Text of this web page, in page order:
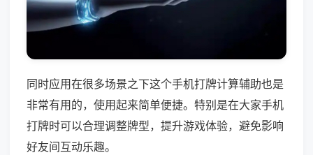
同时应用在很多场景之下这个手机打牌计算辅助也是
非常有用的，使用起来简单便捷。特别是在大家手机
打牌时可以合理调整牌型，提升游戏体验，避免影响
好友间互动乐趣。